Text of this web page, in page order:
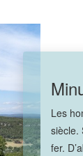
Les
siècle.
fer.